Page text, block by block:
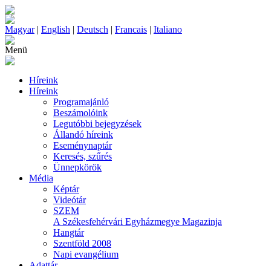
Magyar| English | Deutsch | Francais | Italiano
Menü
Híreink
Híreink
Programajánló
Beszámolóink
Legutóbbi bejegyzések
Állandó híreink
Eseménynaptár
Keresés, szűrés
Ünnepkörök
Média
Képtár
Videótár
SZEM
A Székesfehérvári Egyházmegye Magazinja
Hangtár
Szentföld 2008
Napi evangélium